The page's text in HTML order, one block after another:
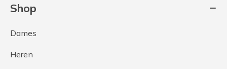
Shop
Dames
Heren